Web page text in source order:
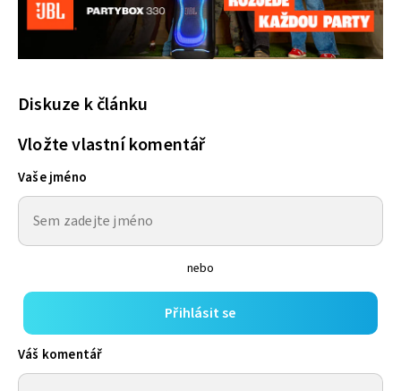
Diskuze k článku
Vložte vlastní komentář
Vaše jméno
nebo
Přihlásit se
Váš komentář